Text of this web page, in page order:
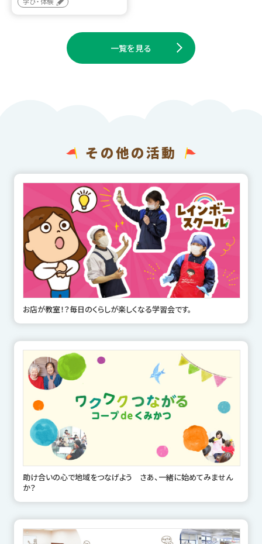
一覧を見る
その他の活動
お店が教室！？毎日のくらしが楽しくなる学習会です。
助け合いの心で地域をつなげよう さあ、一緒に始めてみません
か？